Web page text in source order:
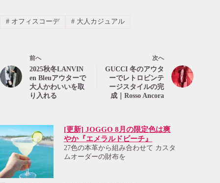
#オフィスコーデ #大人カジュアル
前へ
2025秋冬LANVIN
en Bleuアウターで
大人かわいいを取
り入れる
次へ
GUCCI 冬のアウタ
ーでレトロビンテ
ージスタイルの完
成｜Rosso Ancora
[更新] JOGGO 8月の限定色は爽
やか『エメラルドビーチ』
27色の本革から組み合わせて カスタ
ムオーダーの財布を